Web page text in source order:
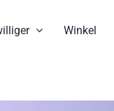
Winkel